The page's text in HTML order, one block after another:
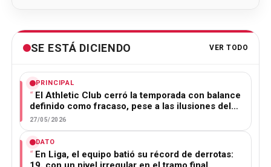
SE ESTÁ DICIENDO VER TODO
PRINCIPAL
El Athletic Club cerró la temporada con balance
definido como fracaso, pese a las ilusiones del…
27/05/2026
DATO
En Liga, el equipo batió su récord de derrotas: